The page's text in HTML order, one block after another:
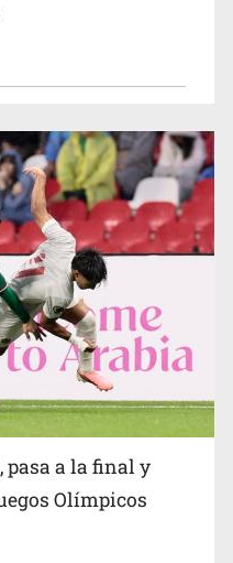
de aguacate en
pasa a la final y
Olímpicos